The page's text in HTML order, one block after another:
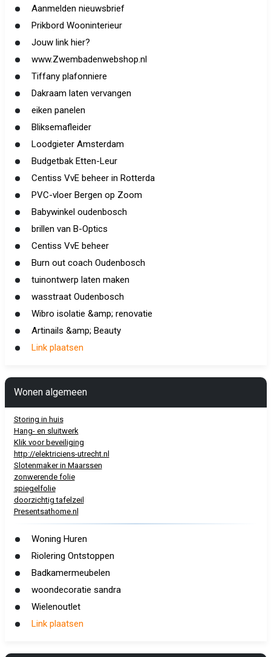
Aanmelden nieuwsbrief
Prikbord Wooninterieur
Jouw link hier?
www.Zwembadenwebshop.nl
Tiffany plafonniere
Dakraam laten vervangen
eiken panelen
Bliksemafleider
Loodgieter Amsterdam
Budgetbak Etten-Leur
Centiss VvE beheer in Rotterda
PVC-vloer Bergen op Zoom
Babywinkel oudenbosch
brillen van B-Optics
Centiss VvE beheer
Burn out coach Oudenbosch
tuinontwerp laten maken
wasstraat Oudenbosch
Wibro isolatie &amp; renovatie
Artinails &amp; Beauty
Link plaatsen
Wonen algemeen
Storing in huis
Hang- en sluitwerk
Klik voor beveiliging
http://elektriciens-utrecht.nl
Slotenmaker in Maarssen
zonwerende folie
spiegelfolie
doorzichtig tafelzeil
Presentsathome.nl
Woning Huren
Riolering Ontstoppen
Badkamermeubelen
woondecoratie sandra
Wielenoutlet
Link plaatsen